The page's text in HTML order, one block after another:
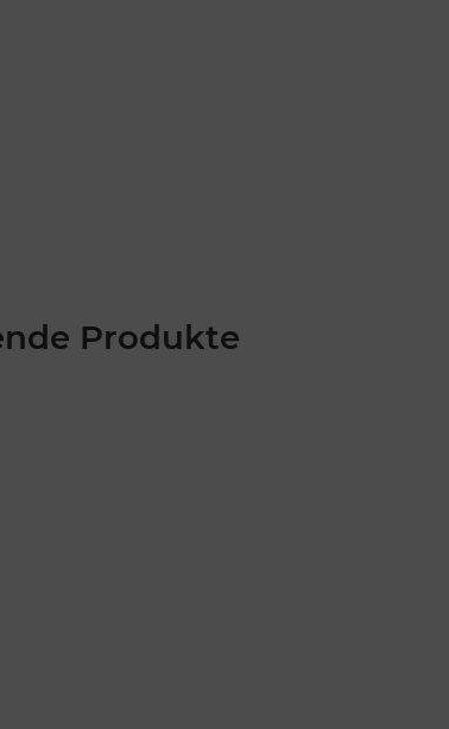
Produkte